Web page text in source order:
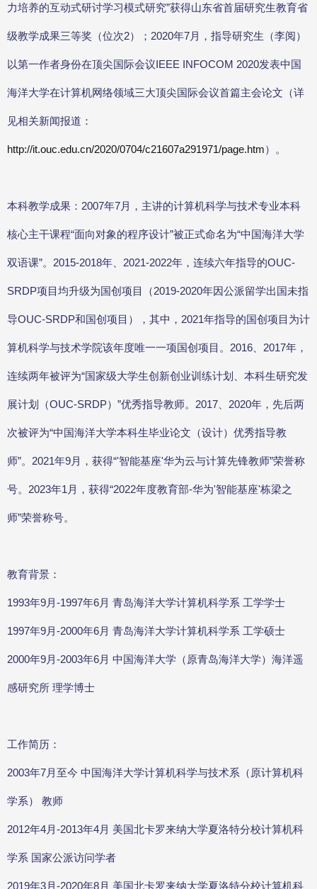
力培养的互动式研讨学习模式研究”获得山东省首届研究生教育省
级教学成果三等奖（位次2）；2020年7月，指导研究生（李阅）
以第一作者身份在顶尖国际会议IEEE INFOCOM 2020发表中国
海洋大学在计算机网络领域三大顶尖国际会议首篇主会论文（详
见相关新闻报道：
http://it.ouc.edu.cn/2020/0704/c21607a291971/page.htm）。
本科教学成果：2007年7月，主讲的计算机科学与技术专业本科
核心主干课程“面向对象的程序设计”被正式命名为“中国海洋大学
双语课”。2015-2018年、2021-2022年，连续六年指导的OUC-
SRDP项目均升级为国创项目（2019-2020年因公派留学出国未指
导OUC-SRDP和国创项目），其中，2021年指导的国创项目为计
算机科学与技术学院该年度唯一一项国创项目。2016、2017年，
连续两年被评为“国家级大学生创新创业训练计划、本科生研究发
展计划（OUC-SRDP）”优秀指导教师。2017、2020年，先后两
次被评为“中国海洋大学本科生毕业论文（设计）优秀指导教
师”。2021年9月，获得“'智能基座'华为云与计算先锋教师”荣誉称
号。2023年1月，获得“2022年度教育部-华为'智能基座'栋梁之
师”荣誉称号。
教育背景：
1993年9月-1997年6月 青岛海洋大学计算机科学系 工学学士
1997年9月-2000年6月 青岛海洋大学计算机科学系 工学硕士
2000年9月-2003年6月 中国海洋大学（原青岛海洋大学）海洋遥
感研究所 理学博士
工作简历：
2003年7月至今 中国海洋大学计算机科学与技术系（原计算机科
学系） 教师
2012年4月-2013年4月 美国北卡罗来纳大学夏洛特分校计算机科
学系 国家公派访问学者
2019年3月-2020年8月 美国北卡罗来纳大学夏洛特分校计算机科